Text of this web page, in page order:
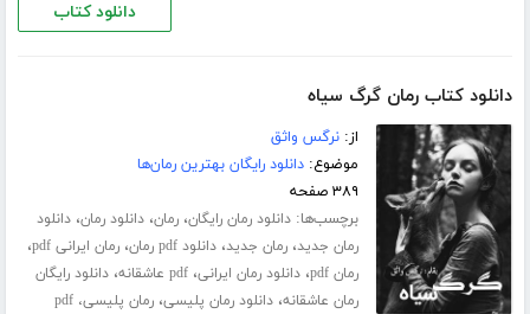
دانلود کتاب
دانلود کتاب رمان گرگ سیاه
از:نرگس واثق
موضوع:دانلود رایگان بهترین رمان‌ها
۳۸۹ صفحه
برچسب‌ها:دانلود رمان رایگان،رمان،دانلود رمان،دانلود
رمان جدید،رمان جدید،دانلود pdf رمان ،رمان ایرانی pdf ،
رمان pdf ،دانلود رمان ایرانی،pdf عاشقانه ،دانلود رایگان
رمان عاشقانه،دانلود رمان پلیسی،
رمان پلیسی، pdf